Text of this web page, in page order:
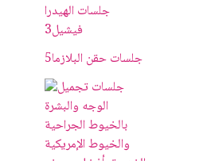
جلسات الهيدرا
فيشيل3
جلسات حقن البلازما5